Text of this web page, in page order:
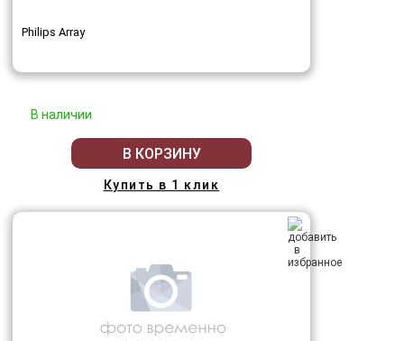
Philips Array
В наличии
В КОРЗИНУ
Купить в 1 клик